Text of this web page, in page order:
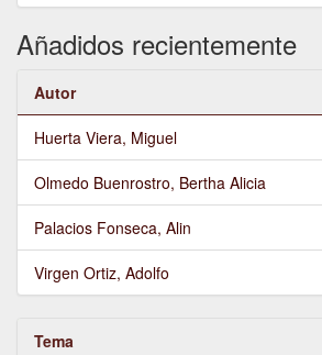
Añadidos recientemente
Autor
Huerta Viera, Miguel
Olmedo Buenrostro, Bertha Alicia
Palacios Fonseca, Alin
Virgen Ortiz, Adolfo
Tema